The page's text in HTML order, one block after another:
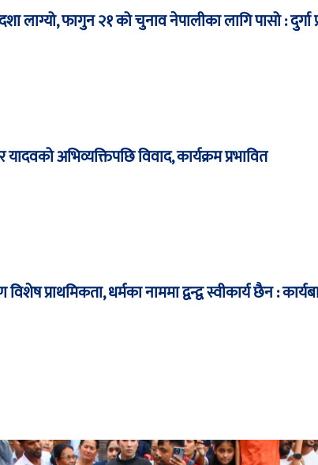
लाग्यो, फागुन २१ को चुनाव नेपालीका लागि पासो : दुर्गा
यादवको अभिव्यक्तिपछि विवाद, कार्यक्रम प्रभावित
प्राथमिकता, धर्मका नाममा द्वन्द्व स्वीकार्य छैन :